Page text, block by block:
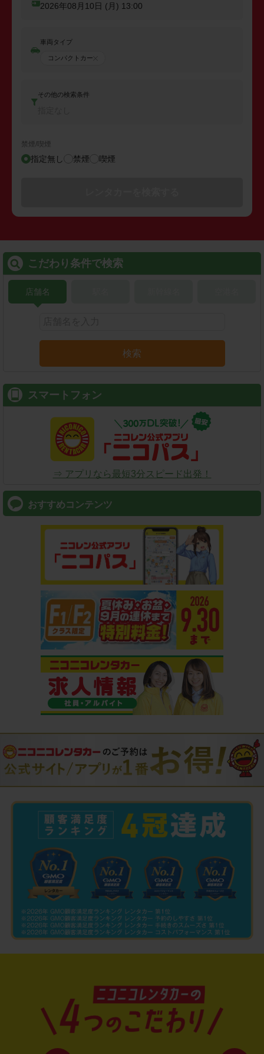
2026年08月10日 (月) 13:00
車両タイプ
コンパクトカー
その他の検索条件
禁煙/喫煙
指定無し 禁煙 喫煙
こだわり条件で検索
店舗名
検索
スマートフォン
⇒ アプリなら最短3分スピード出発！
おすすめコンテンツ